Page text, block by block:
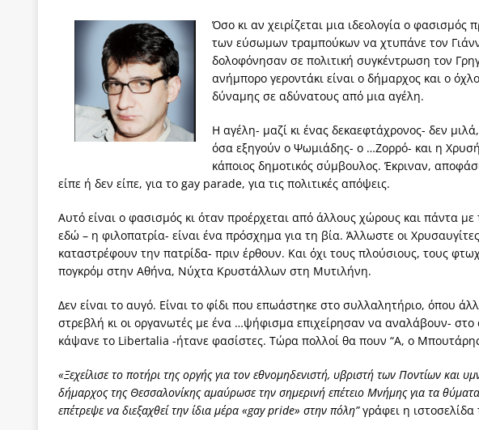
των δύο κομμάτων και όχι Ανδρουλάκη -Τσίπρα.
ΑΠΟΨΕΙΣ
[ 3 Αυγούστου 2026 ]
Η τραγωδία της δημοκρατικής παράταξης: Ο λαός
μπορούν να φέρουν την αλλαγή
ΠΡΟΕΚΤΑΣΕΙΣ
[ 3 Αυγούστου 2026 ] Γιατί λιγοστεύουν «τα χρόνια της αθωότητας;» Το
εμβληματικό «Πολίτη Κέιν»
ΠΑΡΕΜΒΑΣΕΙΣ
[ 3 Αυγούστου 2026 ] Το Νομικό DNA του Υπερταμείου και οι Ρήτρες του
[ 3 Αυγούστου 2026 ] «Εδοξάσθη κρυπτομένη και εγελοιοποιήθη
ΠΑΡΕΜΒΑΣΕΙΣ
Όσο κι αν χειρίζεται μια ιδεολογία ο
των εύσωμων τραμπούκων να χτυπάνε τον
δολοφόνησαν σε πολιτική συγκέντρωση τον
ανήμπορο γεροντάκι είναι ο δήμαρχος και ο
δύναμης σε αδύνατους από μια αγέλη.
Η αγέλη- μαζί κι ένας δεκαεφτάχρονος- δεν
όσα εξηγούν ο Ψωμιάδης- ο …Ζορρό- και η
κάποιος δημοτικός σύμβουλος. Έκριναν,
είπε ή δεν είπε, για το gay parade, για τις πολιτικές απόψεις.
Αυτό είναι ο φασισμός κι όταν προέρχεται από άλλους χώρους και πάντα
εδώ – η φιλοπατρία- είναι ένα πρόσχημα για τη βία. Άλλωστε οι
καταστρέφουν την πατρίδα- πριν έρθουν. Και όχι τους πλούσιους, τους
πογκρόμ στην Αθήνα, Νύχτα Κρυστάλλων στη Μυτιλήνη.
Δεν είναι το αυγό. Είναι το φίδι που επωάστηκε στο συλλαλητήριο, όπου
στρεβλή κι οι οργανωτές με ένα …ψήφισμα επιχείρησαν να αναλάβουν-
κάψανε το Libertalia -ήτανε φασίστες. Τώρα πολλοί θα πουν “Α, ο
«Ξεχείλισε το ποτήρι της οργής για τον εθνομηδενιστή, υβριστή των Ποντίων
δήμαρχος της Θεσσαλονίκης αμαύρωσε την σημερινή επέτειο Μνήμης για τα
επέτρεψε να διεξαχθεί την ίδια μέρα «gay pride» στην πόλη”γράφει η